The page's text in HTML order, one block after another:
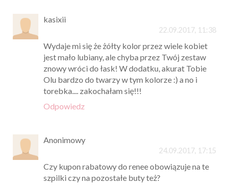
kasixii
22.09.2017, 11:38
Wydaje mi się że żółty kolor przez wiele kobiet
jest mało lubiany, ale chyba przez Twój zestaw
znowy wróci do łask! W dodatku, akurat Tobie
Olu bardzo do twarzy w tym kolorze :) a no i
torebka.... zakochałam się!!!
Odpowiedz
Anonimowy
24.09.2017, 17:15
Czy kupon rabatowy do renee obowiązuje na te
szpilki czy na pozostałe buty też?